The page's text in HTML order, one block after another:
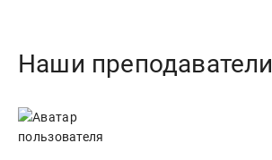
Наши преподаватели